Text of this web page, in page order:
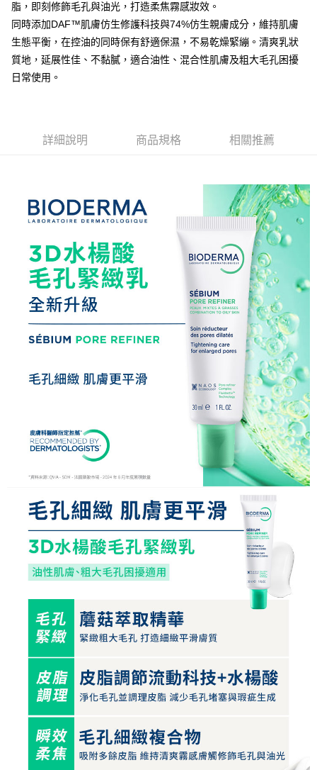
【注意事項】
１．透過由恩沛科技股份有限公司提供之「AFTEE先享後付」服務完成之交
易，需依本服務之必要範圍內提供個人資料，並將交易相關給付款項請求債
２．關於個人資料處理事宜，請瀏覽以下網址：
https://aftee.tw/terms/#terms3
時審查核予不同之上限額度；若仍有額度不足之情形，本公司將視審查結果
每筆NT$60，滿NT$999(含以上)免運費
【全館滿$999免運】_7-11取貨付款(約4-7天到貨，不含例假
【全館滿$999免運】_付款後7-11取貨(約4-7天到貨，不含例
【全館滿$999免運】_宅配(約3-4天到貨，不含例假日)!!
每筆NT$100，滿NT$999(含以上)免運費
離島宅配
每筆NT$300
脂，即刻修飾毛孔與油光，打造柔焦霧感妝效。
同時添加DAF™肌膚仿生修護科技與74%仿生親膚成分，維持肌膚
生態平衡，在控油的同時保有舒適保濕，不易乾燥緊繃。清爽乳狀
質地，延展性佳、不黏膩，適合油性、混合性肌膚及粗大毛孔困擾
日常使用。
詳細說明 商品規格 相關推薦